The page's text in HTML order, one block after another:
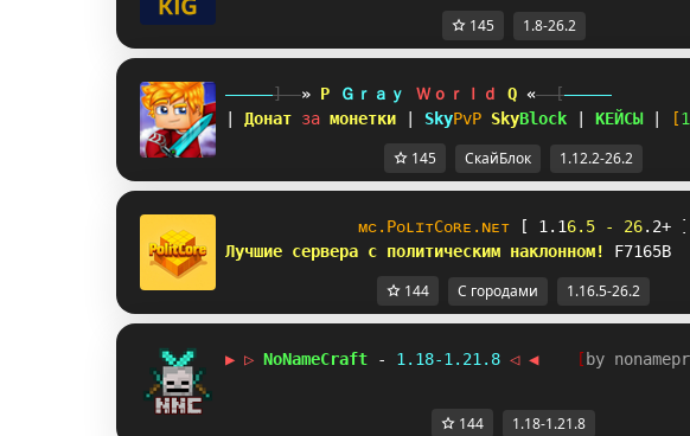
145 1.8-26.2
-----]--» V Ｇｒａｙ Ｗｏｒｌｄ R «--[-----
Донат за монетки SkyPvP SkyBlock КЕЙСЫ [
145 СкайБлок 1.12.2-26.2
ᴍᴄ. PᴏʟɪᴛCᴏʀᴇ . ɴᴇᴛ [ 1 . 16. 5 - 26. 2+
]
Лучшие сервера с политическим наклонном! F7165B
144 С городами 1.16.5-26.2
▶ ▷ NoNameCraft - 1.18-1.21.8 ◁ ◀ [ by
144 1.18-1.21.8